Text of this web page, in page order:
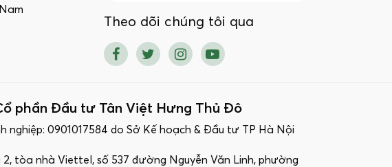
Theo dõi chúng tôi qua
phần Đầu tư Tân Việt Hưng Thủ Đô
nghiệp: 0901017584 do Sở Kế hoạch & Đầu tư TP Hà Nội
2, tòa nhà Viettel, số 537 đường Nguyễn Văn Linh, phường